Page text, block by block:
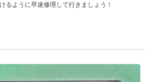
るように早速修理して行きましょう！